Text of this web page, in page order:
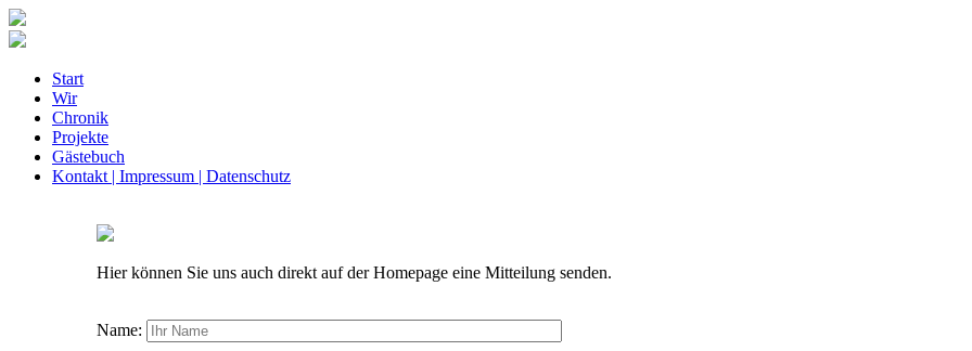
Start
Wir
Chronik
Projekte
Gästebuch
Kontakt | Impressum | Datenschutz
Hier können Sie uns auch direkt auf der Homepage eine Mitteilung senden.
Name: